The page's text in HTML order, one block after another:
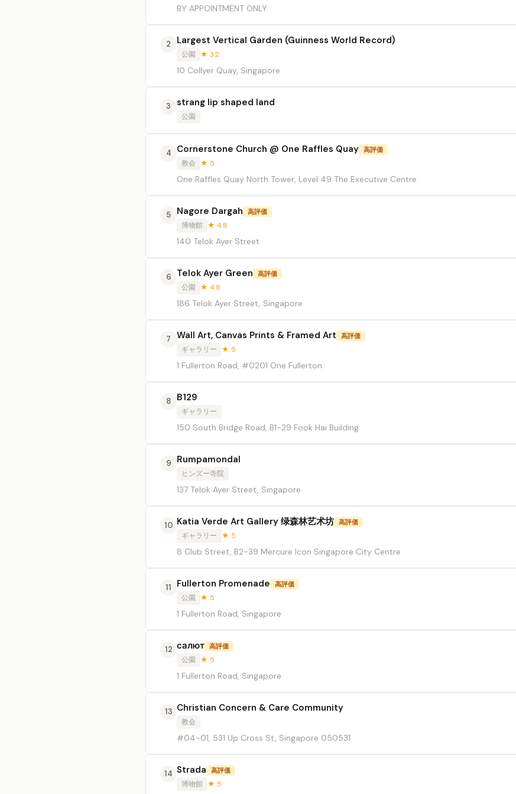
BY APPOINTMENT ONLY
2 Largest Vertical Garden (Guinness World Record)
公園 ★ 3.2
10 Collyer Quay, Singapore
3 strang lip shaped land
公園
4 Cornerstone Church @ One Raffles Quay 高評価
教会 ★ 5
One Raffles Quay North Tower, Level 49 The Executive Centre
5 Nagore Dargah 高評価
博物館 ★ 4.8
140 Telok Ayer Street
6 Telok Ayer Green 高評価
公園 ★ 4.8
186 Telok Ayer Street, Singapore
7 Wall Art, Canvas Prints & Framed Art 高評価
ギャラリー ★ 5
1 Fullerton Road, #0201 One Fullerton
8 B129
ギャラリー
150 South Bridge Road, B1-29 Fook Hai Building
9 Rumpamondal
ヒンズー寺院
137 Telok Ayer Street, Singapore
10 Katia Verde Art Gallery 绿森林艺术坊 高評価
ギャラリー ★ 5
8 Club Street, B2-39 Mercure Icon Singapore City Centre
11 Fullerton Promenade 高評価
公園 ★ 5
1 Fullerton Road, Singapore
12 салют 高評価
公園 ★ 5
1 Fullerton Road, Singapore
13 Christian Concern & Care Community
教会
#04-01, 531 Up Cross St, Singapore 050531
14 Strada 高評価
博物館 ★ 5